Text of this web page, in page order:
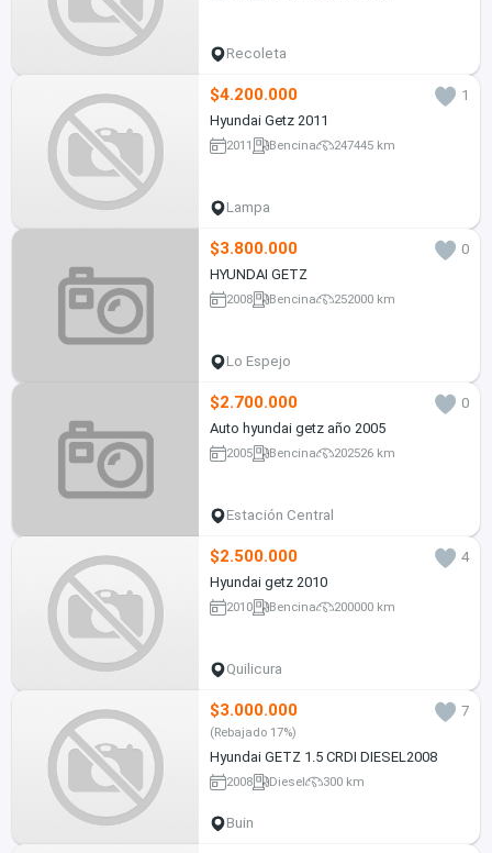
Recoleta
$4.200.000
1
Hyundai Getz 2011
2011 Bencina 247445 km
Lampa
$3.800.000
0
HYUNDAI GETZ
2008 Bencina 252000 km
Lo Espejo
$2.700.000
0
Auto hyundai getz año 2005
2005 Bencina 202526 km
Estación Central
$2.500.000
4
Hyundai getz 2010
2010 Bencina 200000 km
Quilicura
$3.000.000 7
(Rebajado 17%)
Hyundai GETZ 1.5 CRDI DIESEL2008
2008 Diesel 300 km
Buin